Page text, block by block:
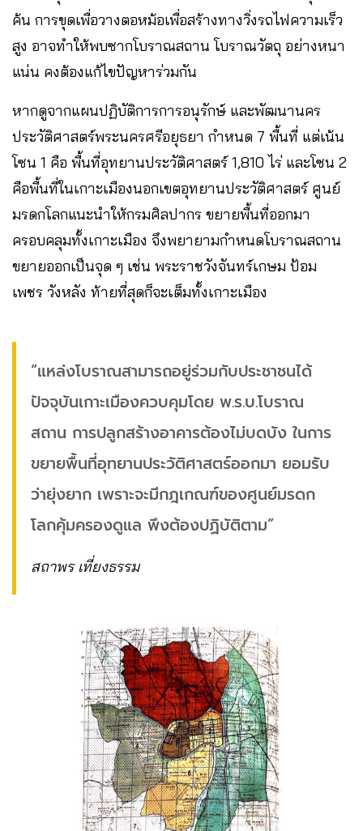
ค้น การขุดเพื่อวางตอหม้อเพื่อสร้างทางวิ่งรถไฟความเร็ว
สูง อาจทำให้พบซากโบราณสถาน โบราณวัตถุ อย่างหนา
แน่น คงต้องแก้ไขปัญหาร่วมกัน
หากดูจากแผนปฏิบัติการการอนุรักษ์ และพัฒนานคร
ประวัติศาสตร์พระนครศรีอยุธยา กำหนด 7 พื้นที่ แต่เน้น
โซน 1 คือ พื้นที่อุทยานประวัติศาสตร์ 1,810 ไร่ และโซน 2
คือพื้นที่ในเกาะเมืองนอกเขตอุทยานประวัติศาสตร์ ศูนย์
มรดกโลกแนะนำให้กรมศิลปากร ขยายพื้นที่ออกมา
ครอบคลุมทั้งเกาะเมือง จึงพยายามกำหนดโบราณสถาน
ขยายออกเป็นจุด ๆ เช่น พระราชวังจันทร์เกษม ป้อม
เพชร วังหลัง ท้ายที่สุดก็จะเต็มทั้งเกาะเมือง
“แหล่งโบราณสามารถอยู่ร่วมกับประชาชนได้
ปัจจุบันเกาะเมืองควบคุมโดย พ.ร.บ.โบราณ
สถาน การปลูกสร้างอาคารต้องไม่บดบัง ในการ
ขยายพื้นที่อุทยานประวัติศาสตร์ออกมา ยอมรับ
ว่ายุ่งยาก เพราะจะมีกฎเกณฑ์ของศูนย์มรดก
โลกคุ้มครองดูแล พึงต้องปฏิบัติตาม”​
สถาพร เที่ยงธรรม